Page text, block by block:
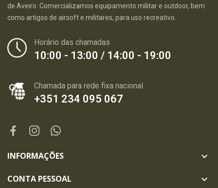
de Aveiro. Comercializamos equipamento militar e outdoor, bem
como artigos de airsoft e militares, para uso recreativo.
Horário das chamadas
10:00 - 13:00 / 14:00 - 19:00
Chamada para rede fixa nacional
+351 234 095 067
INFORMAÇÕES 
CONTA PESSOAL 